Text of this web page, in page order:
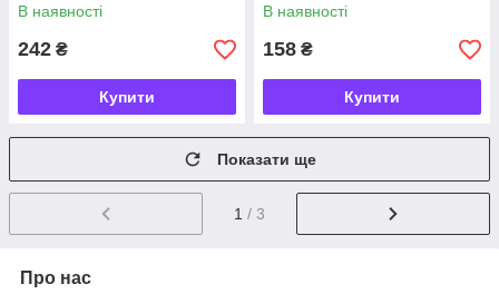
В наявності
242 ₴
Купити
В наявності
158 ₴
Купити
Показати ще
1 / 3
Про нас